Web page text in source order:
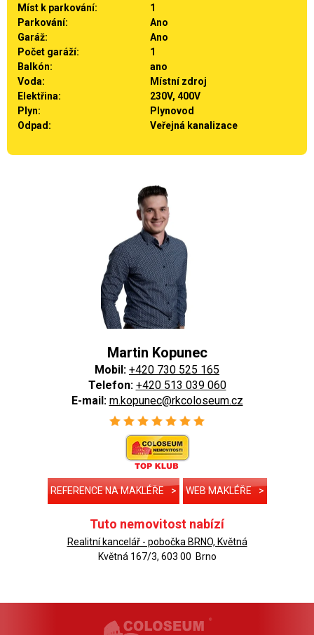
Míst k parkování:
1
Parkování:
Ano
Garáž:
Ano
Počet garáží:
1
Balkón:
ano
Voda:
Místní zdroj
Elektřina:
230V, 400V
Plyn:
Plynovod
Odpad:
Veřejná kanalizace
Martin Kopunec
Mobil: +420 730 525 165
Telefon: +420 513 039 060
E-mail: m.kopunec@rkcoloseum.cz
REFERENCE NA MAKLÉŘE > WEB MAKLÉŘE >
Tuto nemovitost nabízí
Realitní kancelář - pobočka BRNO, Květná
Květná 167/3, 603 00 Brno